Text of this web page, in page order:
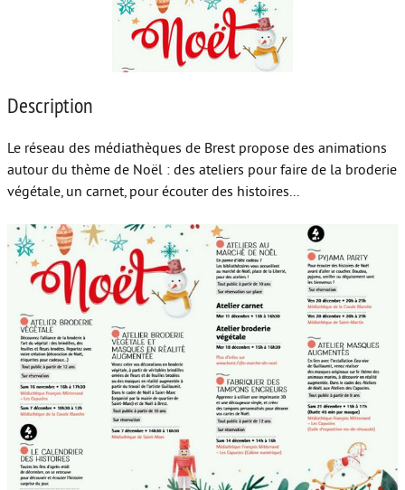
Face au handicap
Face au deuil
Aide aux parents
Description
Le réseau des médiathèques de Brest propose des animations
autour du thème de Noël : des ateliers pour faire de la broderie
végétale, un carnet, pour écouter des histoires...